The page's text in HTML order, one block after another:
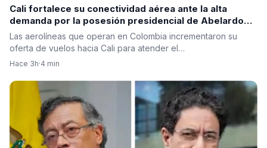
Cali fortalece su conectividad aérea ante la alta
demanda por la posesión presidencial de Abelardo
De La Espriella
Las aerolíneas que operan en Colombia incrementaron su
oferta de vuelos hacia Cali para atender el…
Hace 3h·4 min